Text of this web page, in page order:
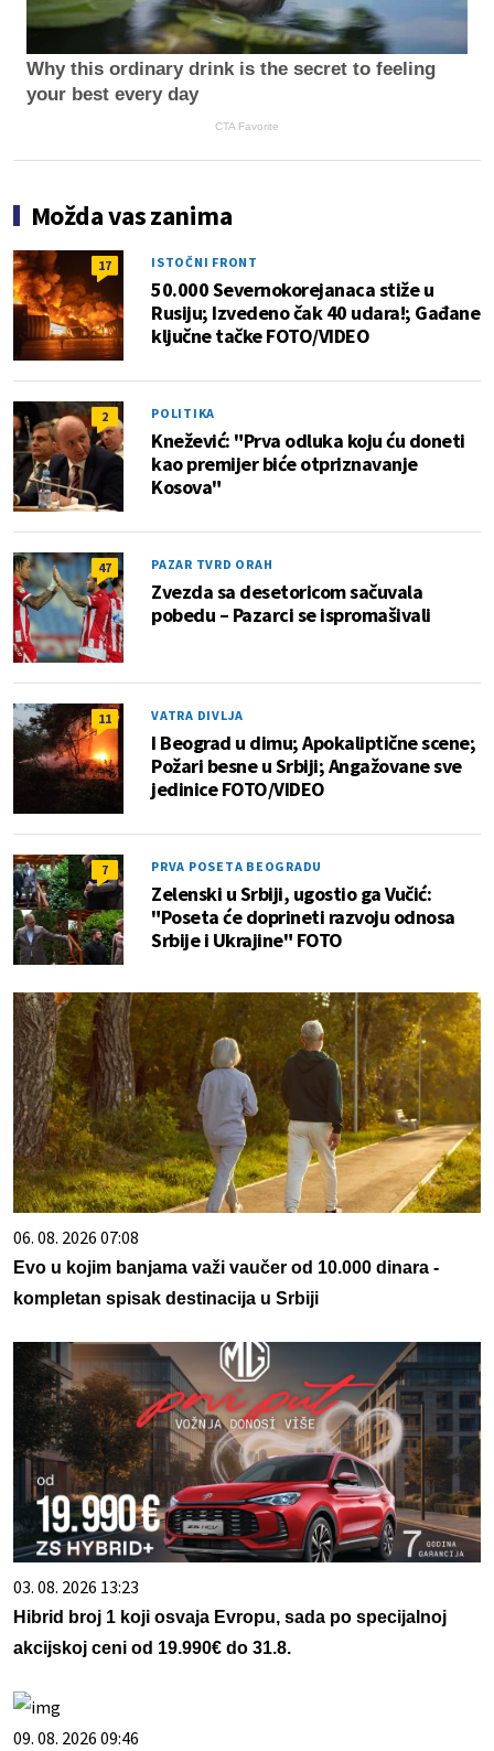
Why this ordinary drink is the secret to feeling
your best every day
CTA Favorite
Možda vas zanima
17 ISTOČNI FRONT
50.000 Severnokorejanaca stiže u
Rusiju; Izvedeno čak 40 udara!; Gađane
ključne tačke FOTO/VIDEO
2 POLITIKA
Knežević: "Prva odluka koju ću doneti
kao premijer biće otpriznavanje
Kosova"
47 PAZAR TVRD ORAH
Zvezda sa desetoricom sačuvala
pobedu – Pazarci se ispromašivali
11 VATRA DIVLJA
I Beograd u dimu; Apokaliptične scene;
Požari besne u Srbiji; Angažovane sve
jedinice FOTO/VIDEO
7 PRVA POSETA BEOGRADU
Zelenski u Srbiji, ugostio ga Vučić:
"Poseta će doprineti razvoju odnosa
Srbije i Ukrajine" FOTO
06. 08. 2026 07:08
Evo u kojim banjama važi vaučer od 10.000 dinara -
kompletan spisak destinacija u Srbiji
03. 08. 2026 13:23
Hibrid broj 1 koji osvaja Evropu, sada po specijalnoj
akcijskoj ceni od 19.990€ do 31.8.
09. 08. 2026 09:46